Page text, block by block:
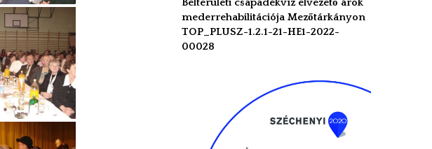
mederrehabilitációja Mezőtárkányon
TOP_PLUSZ-1.2.1-21-HE1-2022-
00028